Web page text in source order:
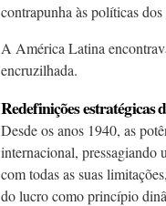
contrapunha às políticas
A América Latina
encruzilhada.
Redefinições estratégicas
Desde os anos 1940, as
internacional, pressagiando
com todas as suas
do lucro como princípio